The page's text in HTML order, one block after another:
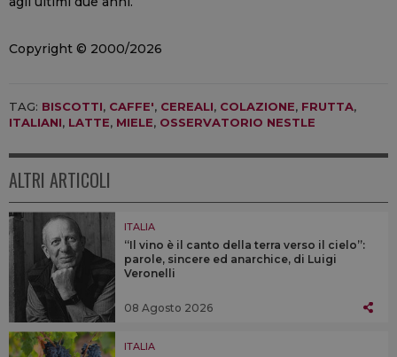
Copyright © 2000/2026
TAG: BISCOTTI, CAFFE', CEREALI, COLAZIONE, FRUTTA,
ITALIANI, LATTE, MIELE, OSSERVATORIO NESTLE
ALTRI ARTICOLI
ITALIA
“Il vino è il canto della terra verso il cielo”:
parole, sincere ed anarchice, di Luigi
Veronelli
08 Agosto 2026
ITALIA